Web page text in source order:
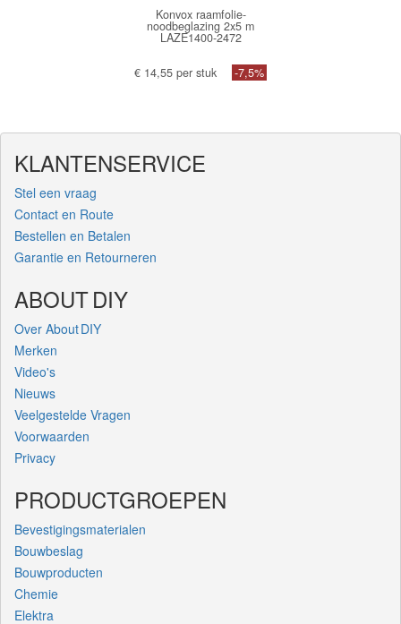
Konvox raamfolie-
noodbeglazing 2x5 m
LAZE1400-2472
€ 14,55 per stuk -7,5%
KLANTENSERVICE
Stel een vraag
Contact en Route
Bestellen en Betalen
Garantie en Retourneren
ABOUT DIY
Over About DIY
Merken
Video's
Nieuws
Veelgestelde Vragen
Voorwaarden
Privacy
PRODUCTGROEPEN
Bevestigingsmaterialen
Bouwbeslag
Bouwproducten
Chemie
Elektra